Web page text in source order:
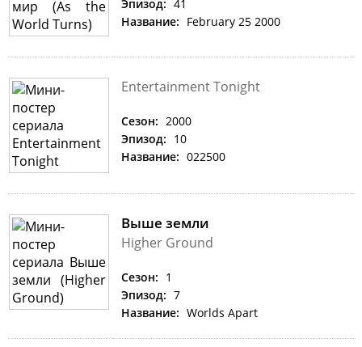
Эпизод: 41
Название: February 25 2000
Entertainment Tonight
Сезон: 2000
Эпизод: 10
Название: 022500
Выше земли
Higher Ground
Сезон: 1
Эпизод: 7
Название: Worlds Apart